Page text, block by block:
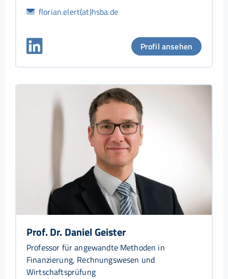
florian.elert(at)hsba.de
Profil ansehen
Prof. Dr. Daniel Geister
Professor für angewandte Methoden in
Finanzierung, Rechnungswesen und
Wirtschaftsprüfung